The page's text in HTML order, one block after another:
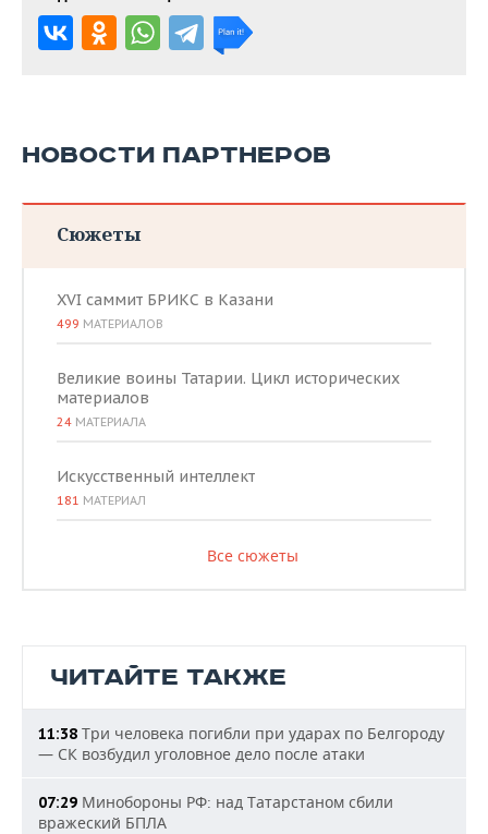
НОВОСТИ ПАРТНЕРОВ
Сюжеты
XVI саммит БРИКС в Казани
499 МАТЕРИАЛОВ
Великие воины Татарии. Цикл исторических
материалов
24 МАТЕРИАЛА
Искусственный интеллект
181 МАТЕРИАЛ
Все сюжеты
ЧИТАЙТЕ ТАКЖЕ
11:38 Три человека погибли при ударах по Белгороду
— СК возбудил уголовное дело после атаки
07:29 Минобороны РФ: над Татарстаном сбили
вражеский БПЛА